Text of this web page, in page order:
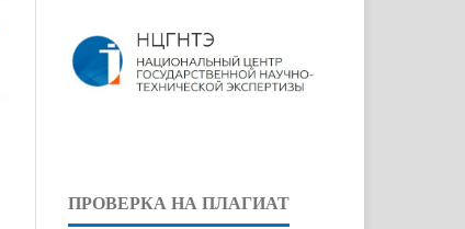
ПРОВЕРКА НА ПЛАГИАТ